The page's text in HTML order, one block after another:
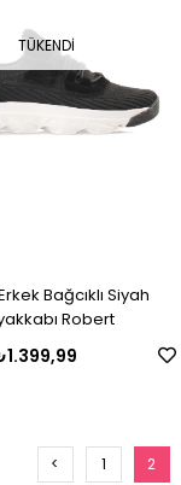
TÜKENDI
Bağcıklı Siyah
Robert
< 1 2